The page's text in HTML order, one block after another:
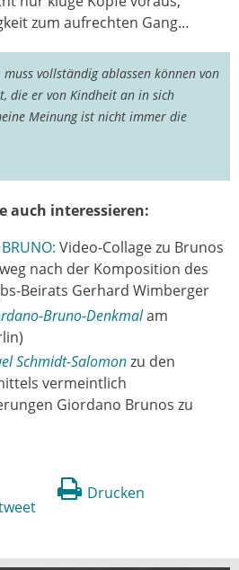
zum aufrechten Gang…
vollständig ablassen können von
die er von Kindheit an in sich
Meinung ist nicht immer die
auch interessieren:
Video-Collage zu Brunos
nach der Komposition des
Beirats Gerhard Wimberger
Bruno-Denkmalam
Schmidt-Salomonzu den
vermeintlich
Giordano Brunos zu
Drucken